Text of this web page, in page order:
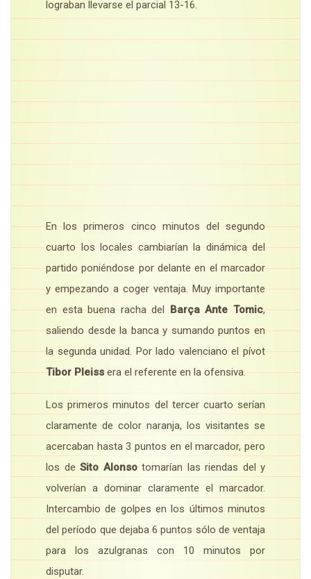
lograban llevarse el parcial 13-16.
En los primeros cinco minutos del segundo
cuarto los locales cambiarían la dinámica del
partido poniéndose por delante en el marcador
y empezando a coger ventaja. Muy importante
en esta buena racha del
Barça Ante Tomic,
saliendo desde la banca y sumando puntos en
la segunda unidad. Por lado valenciano el pívot
Tibor Pleiss era el referente en la ofensiva.
Los primeros minutos del tercer cuarto serían
claramente de color naranja, los visitantes se
acercaban hasta 3 puntos en el marcador, pero
los de Sito Alonsotomarían las riendas del y
volverían a dominar claramente el marcador.
Intercambio de golpes en los últimos minutos
del período que dejaba 6 puntos sólo de ventaja
para los azulgranas con 10 minutos por
disputar.